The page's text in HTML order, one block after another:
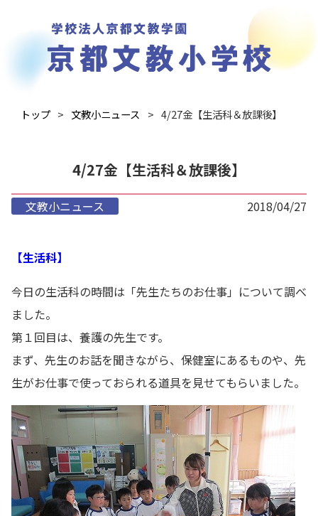
トップ 文教小ニュース 4/27金【生活科＆放課後】
4/27金【生活科＆放課後】
文教小ニュース 2018/04/27
【生活科】
今日の生活科の時間は「先生たちのお仕事」について調べ
ました。
第１回目は、養護の先生です。
まず、先生のお話を聞きながら、保健室にあるものや、先
生がお仕事で使っておられる道具を見せてもらいました。